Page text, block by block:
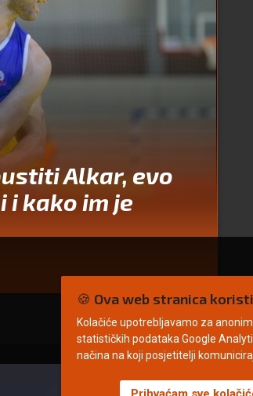
Alkar, evo
i kako im je
🍪 Ova web stranica
Kolačiće upotrebljavamo za
statističkih podataka Google
načina na koji posjetitelji